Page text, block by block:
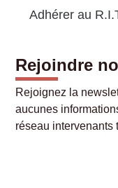
Adhérer au
Rejoindre
Rejoignez la
aucunes
réseau intervenants